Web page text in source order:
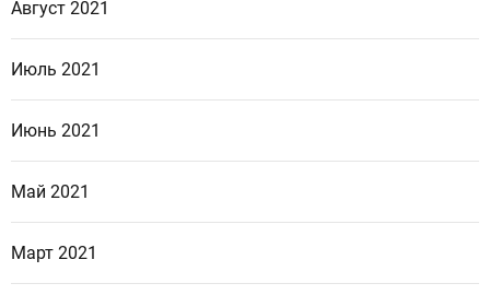
Август 2021
Июль 2021
Июнь 2021
Май 2021
Март 2021